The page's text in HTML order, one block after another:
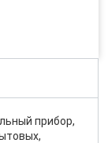
прибор,